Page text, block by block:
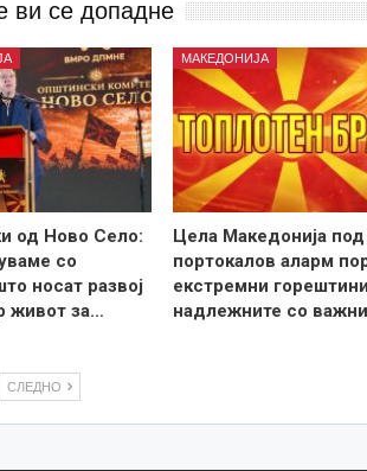
ви се допадне
од Ново Село:
со
носат развој
живот за…
МАКЕДОНИЈА
Цела Македонија под
портокалов аларм
екстремни
надлежните со
СЛЕДНО